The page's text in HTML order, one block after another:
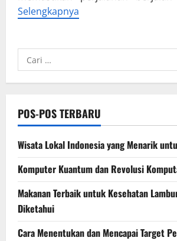
Selengkapnya
Cari
untuk:
POS-POS TERBARU
Wisata Lokal Indonesia yang Menarik
Komputer Kuantum dan Revolusi
Makanan Terbaik untuk Kesehatan
Diketahui
Cara Menentukan dan Mencapai Target